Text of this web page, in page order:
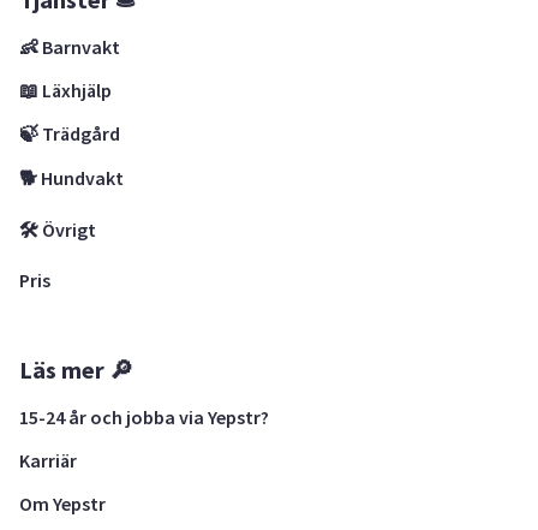
👶 Barnvakt
📖 Läxhjälp
🍃 Trädgård
🐕 Hundvakt
🛠 Övrigt
Pris
Läs mer 🔎
15-24 år och jobba via Yepstr?
Karriär
Om Yepstr